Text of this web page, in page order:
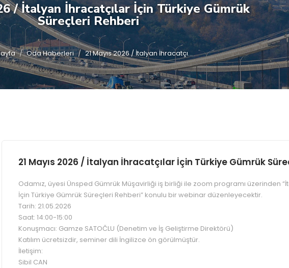
/ İtalyan İhracatçılar İçin Türkiye Gümrük
Süreçleri Rehberi
Oda Haberleri 21 Mayıs 2026 / İtalyan İhracatçı...
21 Mayıs 2026 / İtalyan İhracatçılar İçin Türkiye Gümrük
Odamız, üyesi Ünsped Gümrük Müşavirliği iş birliği ile zoom programı üzerinden
İçin Türkiye Gümrük Süreçleri Rehberi” konulu bir webinar düzenleyecektir.
Tarih: 21.05.2026
Saat: 14:00-15:00
Konuşmacı: Gamze SATOČLU (Denetim ve İş Geliştirme Direktörü)
Katılım ücretsizdir, seminer dili İngilizce ön görülmüştür.
İletişim:
Sibil CAN